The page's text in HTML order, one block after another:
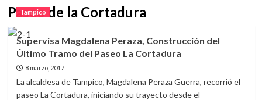
Paseo de la Cortadura
Tampico
Supervisa Magdalena Peraza, Construcción del
Último Tramo del Paseo La Cortadura
8 marzo, 2017
La alcaldesa de Tampico, Magdalena Peraza Guerra, recorrió el
paseo La Cortadura, iniciando su trayecto desde el